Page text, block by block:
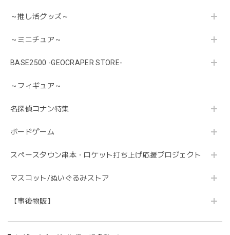
～推し活グッズ～
～ミニチュア～
BASE2500 -GEOCRAPER STORE-
～フィギュア～
名探偵コナン特集
ボードゲーム
スペースタウン串本・ロケット打ち上げ応援プロジェクト
マスコット/ぬいぐるみストア
【事後物販】